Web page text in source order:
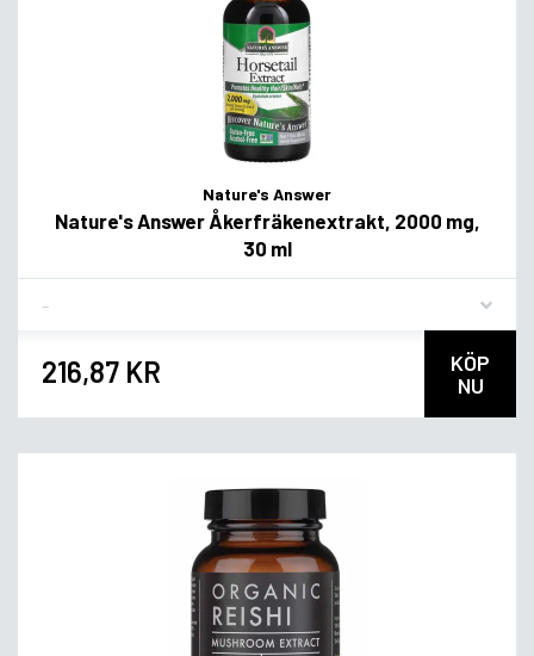
Nature's Answer
Nature's Answer Åkerfräkenextrakt, 2000 mg,
30 ml
216,87 KR
KÖP
NU